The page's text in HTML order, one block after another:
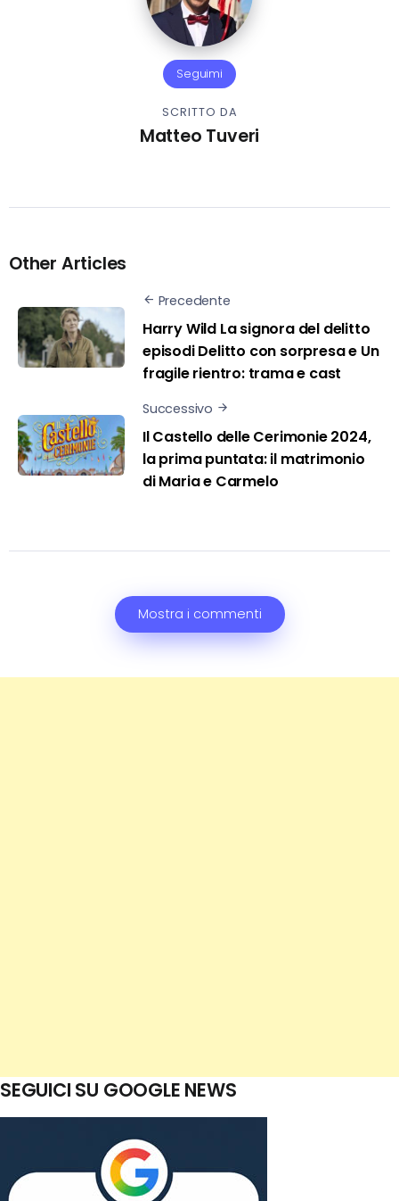
Seguimi
SCRITTO DA
Matteo Tuveri
Other Articles
Precedente
Harry Wild La signora del delitto
episodi Delitto con sorpresa e Un
fragile rientro: trama e cast
Successivo
Il Castello delle Cerimonie 2024,
la prima puntata: il matrimonio
di Maria e Carmelo
Mostra i commenti
SEGUICI SU GOOGLE NEWS